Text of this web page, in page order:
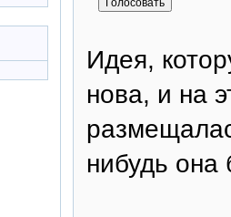
Идея,
нова, и на
нибудь она